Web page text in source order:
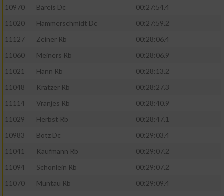
10970
Bareis Dc
00:27:54.4
11020
Hammerschmidt Dc
00:27:59.2
11127
Zeiner Rb
00:28:06.4
11060
Meiners Rb
00:28:06.9
11021
Hann Rb
00:28:13.2
11048
Kratzer Rb
00:28:27.3
11114
Vranjes Rb
00:28:40.9
11029
Herbst Rb
00:28:47.1
10983
Botz Dc
00:29:03.4
11041
Kaufmann Rb
00:29:07.2
11094
Schönlein Rb
00:29:07.2
11070
Muntau Rb
00:29:09.4